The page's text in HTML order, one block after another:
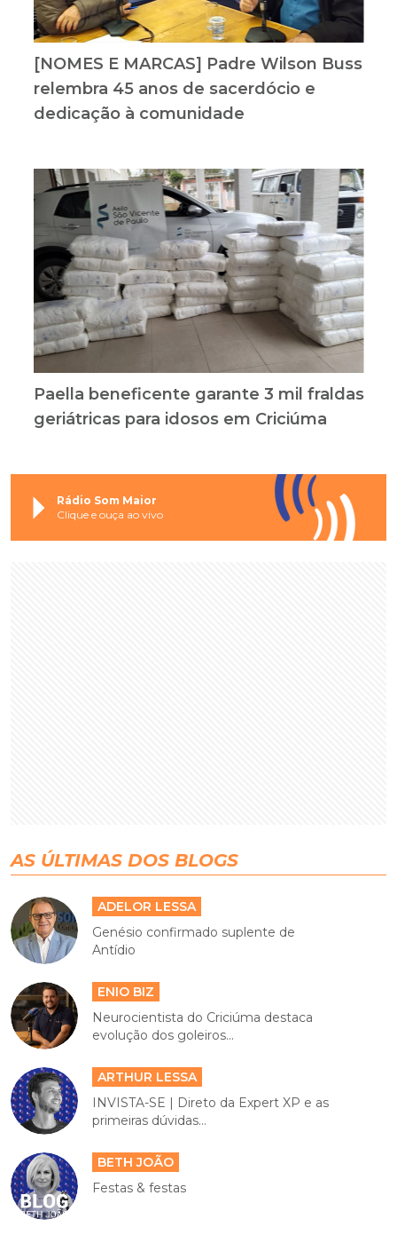
[NOMES E MARCAS] Padre Wilson Buss
relembra 45 anos de sacerdócio e
dedicação à comunidade
Paella beneficente garante 3 mil fraldas
geriátricas para idosos em Criciúma
Rádio Som Maior
Clique e ouça ao vivo
AS ÚLTIMAS DOS BLOGS
ADELOR LESSA
Genésio confirmado suplente de
Antídio
ENIO BIZ
Neurocientista do Criciúma destaca
evolução dos goleiros...
ARTHUR LESSA
INVISTA-SE | Direto da Expert XP e as
primeiras dúvidas...
BETH JOÃO
Festas & festas